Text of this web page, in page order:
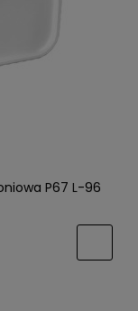
P67 L-96